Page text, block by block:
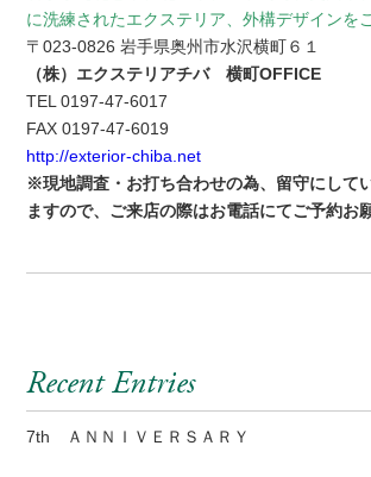
に洗練されたエクステリア、外構デザインを
〒023-0826 岩手県奥州市水沢横町６１
（株）エクステリアチバ 横町OFFICE
TEL 0197-47-6017
FAX 0197-47-6019
http://exterior-chiba.net
※現地調査・お打ち合わせの為、留守にして
ますので、ご来店の際はお電話にてご予約お
Recent Entries
7th ＡＮＮＩＶＥＲＳＡＲＹ